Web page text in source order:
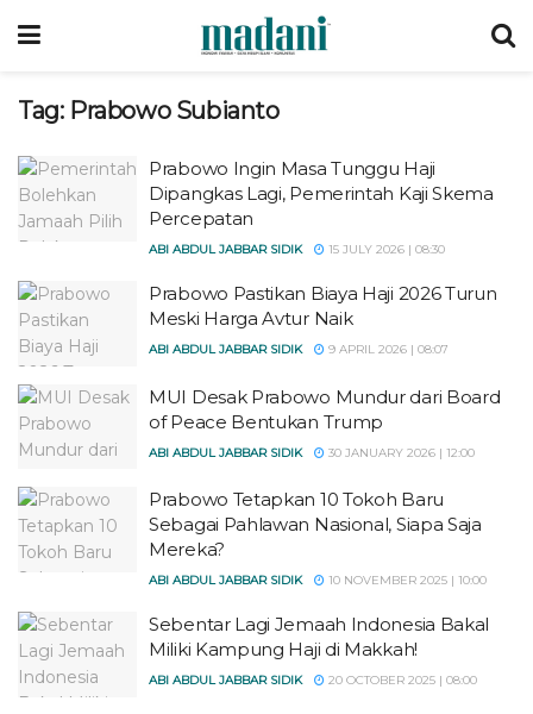
Tag: Prabowo Subianto
Prabowo Ingin Masa Tunggu Haji
Dipangkas Lagi, Pemerintah Kaji Skema
Percepatan
ABI ABDUL JABBAR SIDIK 15 JULY 2026 | 08:30
Prabowo Pastikan Biaya Haji 2026 Turun
Meski Harga Avtur Naik
ABI ABDUL JABBAR SIDIK 9 APRIL 2026 | 08:07
MUI Desak Prabowo Mundur dari Board
of Peace Bentukan Trump
ABI ABDUL JABBAR SIDIK 30 JANUARY 2026 | 12:00
Prabowo Tetapkan 10 Tokoh Baru
Sebagai Pahlawan Nasional, Siapa Saja
Mereka?
ABI ABDUL JABBAR SIDIK 10 NOVEMBER 2025 | 10:00
Sebentar Lagi Jemaah Indonesia Bakal
Miliki Kampung Haji di Makkah!
ABI ABDUL JABBAR SIDIK 20 OCTOBER 2025 | 08:00